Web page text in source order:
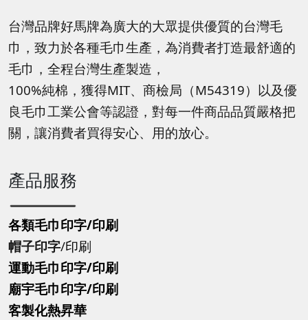
台灣品牌好馬牌為廣大的大眾提供優質的台灣毛
巾，致力於各種毛巾生產，為消費者打造最舒適的
毛巾，全程台灣生產製造，
100%純棉，獲得MIT、商檢局（M54319）以及優
良毛巾工業公會等認證，對每一件商品品質嚴格把
關，讓消費者買得安心、用的放心。
產品服務
各類毛巾印字/印刷
帽子印字/印刷
運動毛巾印字/印刷
廟宇毛巾印字/印刷
客製化熱昇華